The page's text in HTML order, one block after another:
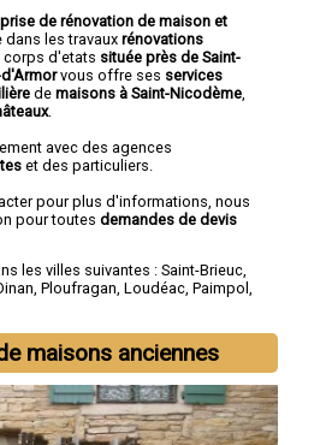
de rénovation de maison et
dans les travaux rénovations
d'etats située près de Saint-
vous offre ses services
de maisons à Saint-Nicodème
.
avec des agences
et des particuliers.
pour plus d'informations, nous
pour toutes demandes de devis
les villes suivantes : Saint-Brieuc,
, Ploufragan, Loudéac, Paimpol ,
maisons anciennes